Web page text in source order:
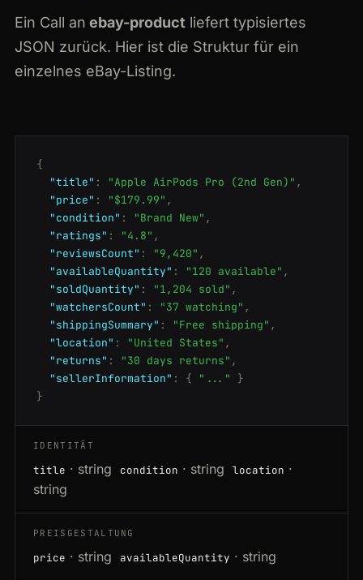
Ein Call an ebay-product liefert typisiertes
JSON zurück. Hier ist die Struktur für ein
einzelnes eBay-Listing.
{
"title" : "Apple AirPods Pro (2nd Gen)" ,
"price" : "$179.99" ,
"condition" : "Brand New" ,
"ratings" : "4.8" ,
"reviewsCount" : "9,420" ,
"availableQuantity" : "120 available" ,
"soldQuantity" : "1,204 sold" ,
"watchersCount" : "37 watching" ,
"shippingSummary" : "Free shipping" ,
"location" : "United States" ,
"returns" : "30 days returns" ,
"sellerInformation" : { "..."
}
}
IDENTITÄT
title · string condition · string location ·
string
PREISGESTALTUNG
price · string availableQuantity · string